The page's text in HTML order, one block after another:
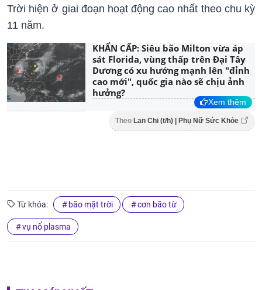
Trời hiện ở giai đoạn hoạt động cao nhất theo chu kỳ
11 năm.
KHẨN CẤP: Siêu bão Milton vừa áp
sát Florida, vùng thấp trên Đại Tây
Dương có xu hướng mạnh lên "đỉnh
cao mới", quốc gia nào sẽ chịu ảnh
hưởng?
Xem thêm
Theo Lan Chi (t/h) | Phụ Nữ Sức Khỏe
Từ khóa: bão mặt trời cơn bão từ
vụ nổ plasma